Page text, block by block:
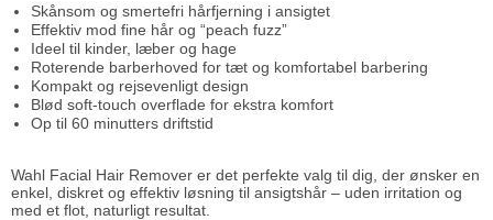
Skånsom og smertefri hårfjerning i ansigtet
Effektiv mod fine hår og “peach fuzz”
Ideel til kinder, læber og hage
Roterende barberhoved for tæt og komfortabel barbering
Kompakt og rejsevenligt design
Blød soft-touch overflade for ekstra komfort
Op til 60 minutters driftstid
Wahl Facial Hair Remover er det perfekte valg til dig, der ønsker en
enkel, diskret og effektiv løsning til ansigtshår – uden irritation og
med et flot, naturligt resultat.